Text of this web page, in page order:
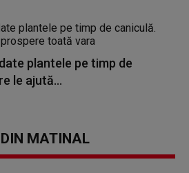
plantele pe timp de
le ajută...
MATINAL